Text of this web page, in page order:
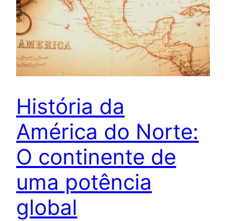
História da
América do Norte:
O continente de
uma potência
global